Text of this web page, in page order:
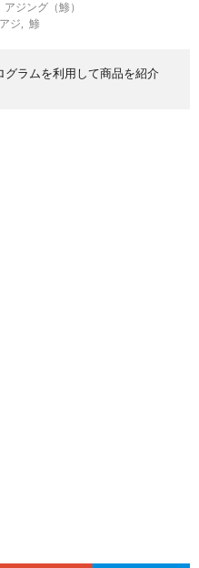
アジング（鯵）
アジ 鯵
グラムを利用して商品を紹介